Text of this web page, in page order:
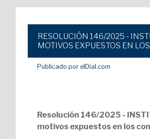
RESOLUCIÓN 146/2025 -
MOTIVOS EXPUESTOS EN
Publicado por elDial.com
Resolución 146/2025 -
motivos expuestos en los